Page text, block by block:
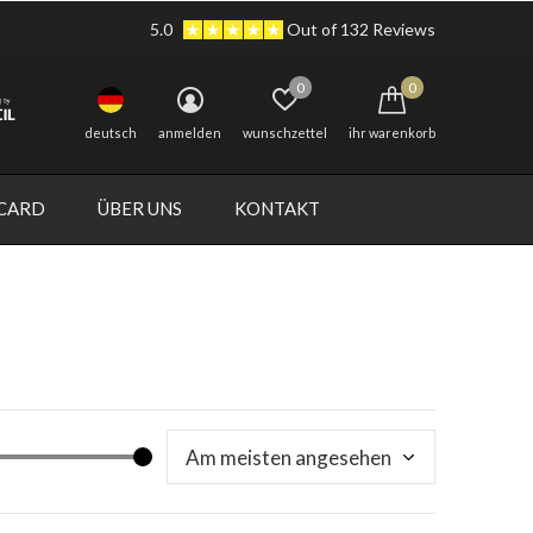
ÜBER UNS KONTAKT
deutsch anmelden wunschzettel
0
ihr warenkorb
0
5.0 Out of 132 Reviews